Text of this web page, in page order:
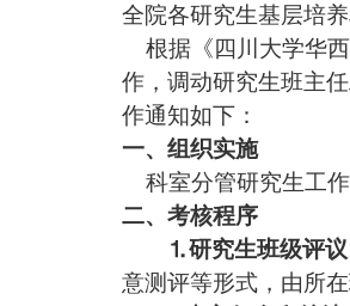
全院各研究生基层培养
根据 《四川大学华
作，调动研究生班主
作通知如下：
一、组织实施
科室分管研究生工
二、考核程序
⒈研究生班级评议
意测评等形式，由所